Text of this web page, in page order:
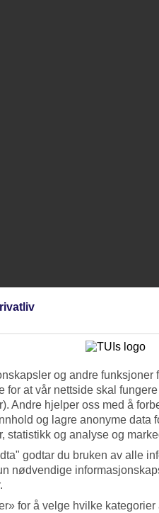
og andre funksjoner
for at vår nettside skal
Andre hjelper oss med å
og lagre anonyme data
statistikk og analyse og
godtar du bruken av alle
nødvendige
for å velge hvilke